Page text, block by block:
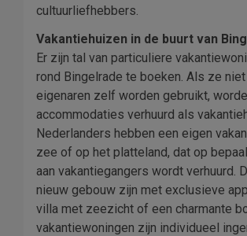
cultuurliefhebbers.
Vakantiehuizen in de buurt van
Er zijn tal van particuliere
rond Bingelrade te boeken. Als ze
eigenaren zelf worden gebruikt,
accommodaties verhuurd als
Nederlanders hebben een eigen
zee of op het platteland, dat op
aan vakantiegangers wordt verhuurd.
nieuw gebouw zijn met exclusieve
villa met zeezicht of een charmante
vakantiewoningen zijn individueel